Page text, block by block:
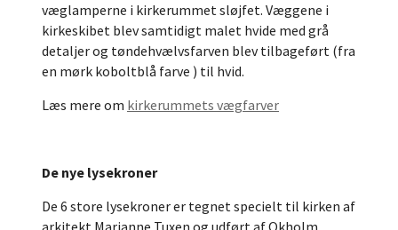
væglamperne i kirkerummet sløjfet. Væggene i
kirkeskibet blev samtidigt malet hvide med grå
detaljer og tøndehvælvsfarven blev tilbageført (fra
en mørk koboltblå farve ) til hvid.
Læs mere om kirkerummets vægfarver
De nye lysekroner
De 6 store lysekroner er tegnet specielt til kirken af